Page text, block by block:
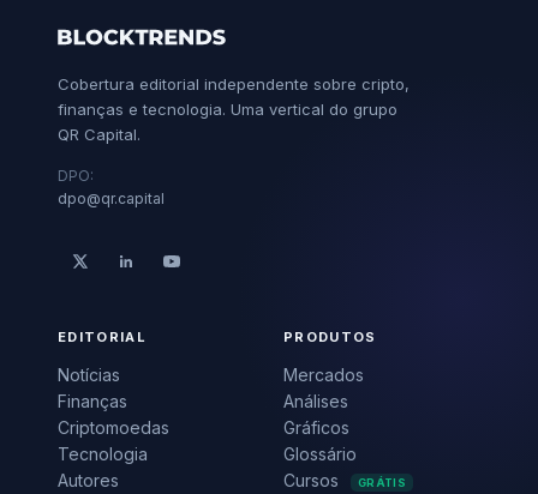
Cobertura editorial independente sobre cripto,
finanças e tecnologia. Uma vertical do grupo
QR Capital.
DPO:
dpo@qr.capital
EDITORIAL
Notícias
Finanças
Criptomoedas
Tecnologia
Autores
PRODUTOS
Mercados
Análises
Gráficos
Glossário
Cursos
GRÁTIS